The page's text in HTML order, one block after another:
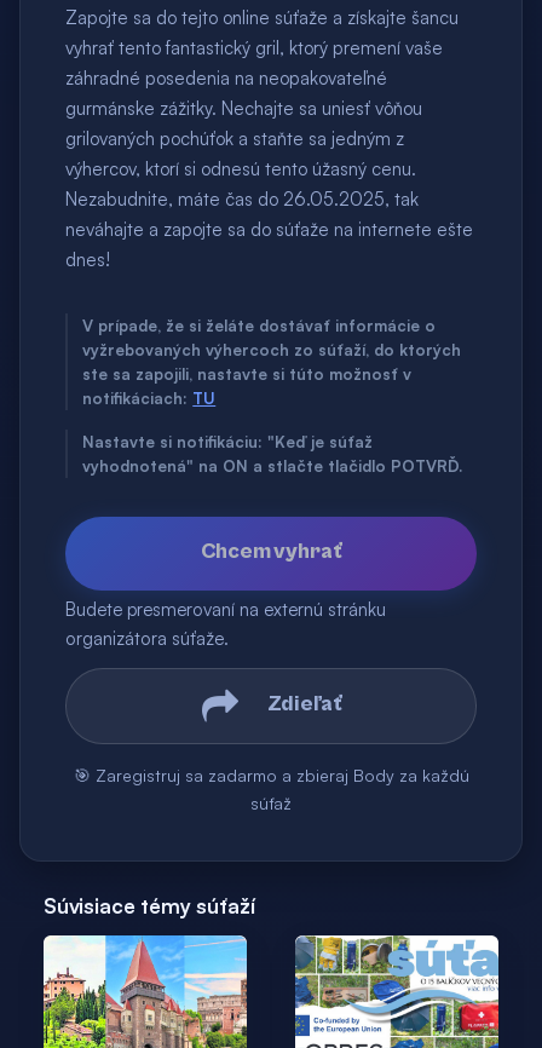
Zapojte sa do tejto online súťaže a získajte šancu
vyhrať tento fantastický gril, ktorý premení vaše
záhradné posedenia na neopakovateľné
gurmánske zážitky. Nechajte sa uniesť vôňou
grilovaných pochúťok a staňte sa jedným z
výhercov, ktorí si odnesú tento úžasný cenu.
Nezabudnite, máte čas do 26.05.2025, tak
neváhajte a zapojte sa do súťaže na internete ešte
dnes!
V prípade, že si želáte dostávať informácie o
vyžrebovaných výhercoch zo súťaží, do ktorých
ste sa zapojili, nastavte si túto možnosť v
notifikáciach: TU
Nastavte si notifikáciu: "Keď je súťaž
vyhodnotená" na ON a stlačte tlačidlo POTVRĎ.
Chcem vyhrať
Budete presmerovaní na externú stránku
organizátora súťaže.
Zdieľať
🎯 Zaregistruj sa zadarmo a zbieraj Body za každú
súťaž
Súvisiace témy súťaží